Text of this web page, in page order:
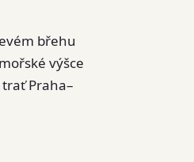
břehu
výšce
Praha–